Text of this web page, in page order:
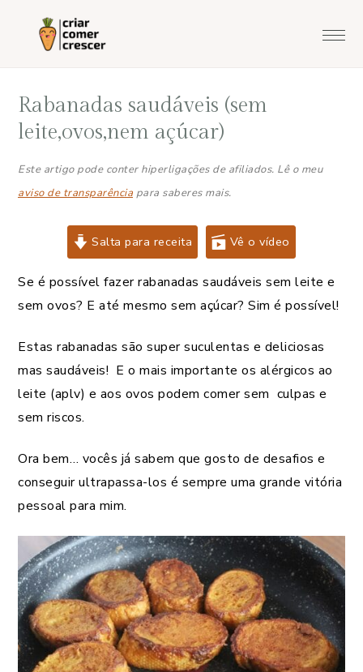
principal
lateral
principal
Rabanadas saudáveis (sem
leite,ovos,nem açúcar)
Este artigo pode conter hiperligações de afiliados. Lê o meu
aviso de transparência para saberes mais.
Salta para receita Vê o vídeo
Se é possível fazer rabanadas saudáveis sem leite e
sem ovos? E até mesmo sem açúcar? Sim é possível!
Estas rabanadas são super suculentas e deliciosas
mas saudáveis! E o mais importante os alérgicos ao
leite (aplv) e aos ovos podem comer sem culpas e
sem riscos.
Ora bem… vocês já sabem que gosto de desafios e
conseguir ultrapassa-los é sempre uma grande vitória
pessoal para mim.